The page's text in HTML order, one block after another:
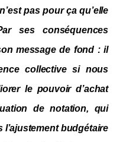
pas pour ça qu’elle
ses conséquences
message de fond : il
collective si nous
le pouvoir d’achat
de notation, qui
budgétaire